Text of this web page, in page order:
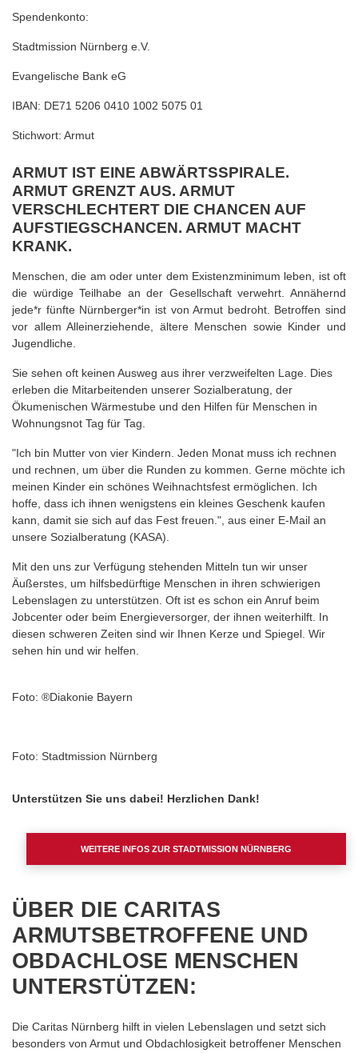
Spendenkonto:
Stadtmission Nürnberg e.V.
Evangelische Bank eG
IBAN: DE71 5206 0410 1002 5075 01
Stichwort: Armut
ARMUT IST EINE ABWÄRTSSPIRALE.
ARMUT GRENZT AUS. ARMUT
VERSCHLECHTERT DIE CHANCEN AUF
AUFSTIEGSCHANCEN. ARMUT MACHT
KRANK.
Menschen, die am oder unter dem Existenzminimum leben, ist oft
die würdige Teilhabe an der Gesellschaft verwehrt. Annähernd
jede*r fünfte Nürnberger*in ist von Armut bedroht. Betroffen sind
vor allem Alleinerziehende, ältere Menschen sowie Kinder und
Jugendliche.
Sie sehen oft keinen Ausweg aus ihrer verzweifelten Lage. Dies
erleben die Mitarbeitenden unserer Sozialberatung, der
Ökumenischen Wärmestube und den Hilfen für Menschen in
Wohnungsnot Tag für Tag.
"Ich bin Mutter von vier Kindern. Jeden Monat muss ich rechnen
und rechnen, um über die Runden zu kommen. Gerne möchte ich
meinen Kinder ein schönes Weihnachtsfest ermöglichen. Ich
hoffe, dass ich ihnen wenigstens ein kleines Geschenk kaufen
kann, damit sie sich auf das Fest freuen.", aus einer E-Mail an
unsere Sozialberatung (KASA).
Mit den uns zur Verfügung stehenden Mitteln tun wir unser
Äußerstes, um hilfsbedürftige Menschen in ihren schwierigen
Lebenslagen zu unterstützen. Oft ist es schon ein Anruf beim
Jobcenter oder beim Energieversorger, der ihnen weiterhilft. In
diesen schweren Zeiten sind wir Ihnen Kerze und Spiegel. Wir
sehen hin und wir helfen.
Foto: ®Diakonie Bayern
Foto: Stadtmission Nürnberg
Unterstützen Sie uns dabei! Herzlichen Dank!
WEITERE INFOS ZUR STADTMISSION NÜRNBERG
ÜBER DIE CARITAS
ARMUTSBETROFFENE UND
OBDACHLOSE MENSCHEN
UNTERSTÜTZEN:
Die Caritas Nürnberg hilft in vielen Lebenslagen und setzt sich
besonders von Armut und Obdachlosigkeit betroffener Menschen